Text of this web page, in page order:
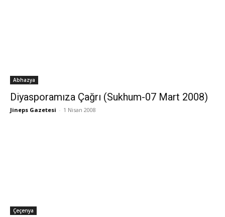
Abhazya
Diyasporamıza Çağrı (Sukhum-07 Mart 2008)
Jineps Gazetesi - 1 Nisan 2008
Çeçenya